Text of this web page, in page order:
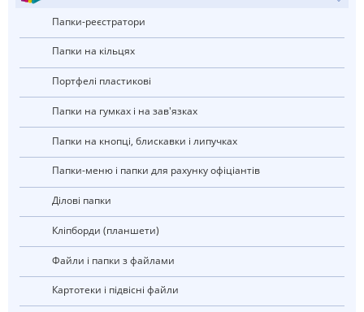
Папки-реєстратори
Папки на кільцях
портфелі пластикові
Папки на гумках і на зав'язках
Папки на кнопці, блискавки і липучках
Папки-меню і папки для рахунку офіціантів
ділові папки
Кліпборди (планшети)
Файли і папки з файлами
Картотеки і підвісні файли